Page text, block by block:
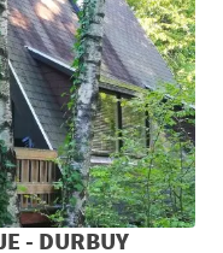
- DURBUY